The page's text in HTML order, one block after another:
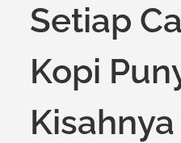
Setiap
Kopi